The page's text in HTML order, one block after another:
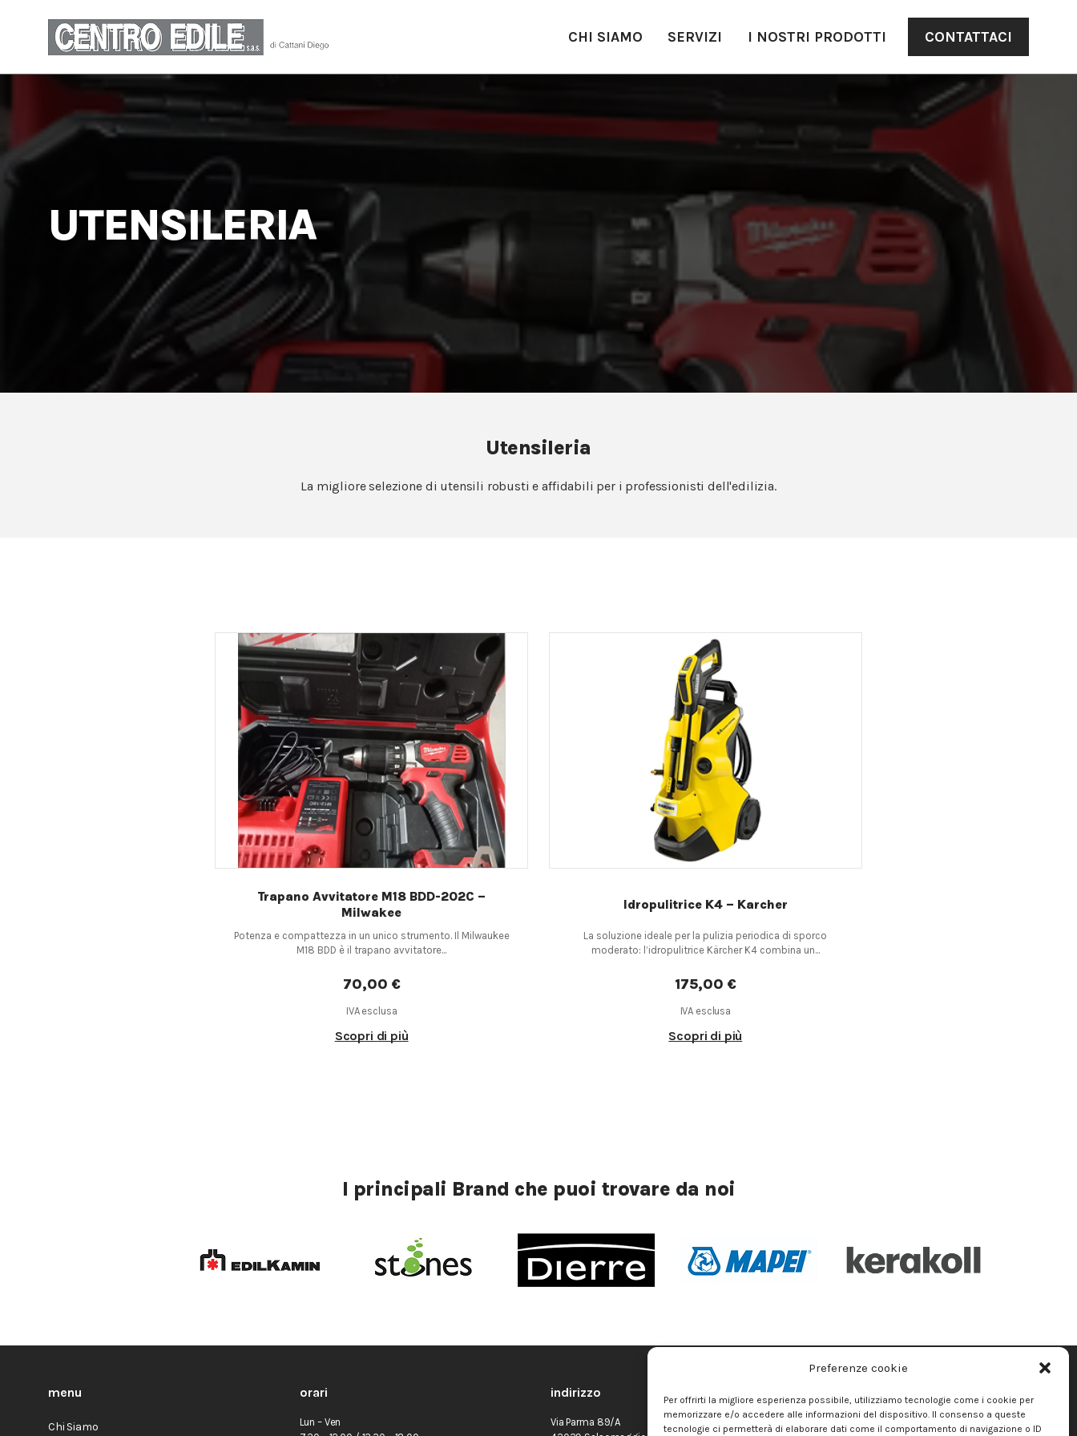
Preferenze cookie
Per offrirti la migliore esperienza possibile, utilizziamo tecnologie come i cookie per
memorizzare e/o accedere alle informazioni del dispositivo. Il consenso a queste
tecnologie ci permetterà di elaborare dati come il comportamento di navigazione o ID
CHI SIAMO SERVIZI I NOSTRI PRODOTTI CONTATTACI
UTENSILERIA
Utensileria
La migliore selezione di utensili robusti e affidabili per i professionisti dell'edilizia.
Trapano Avvitatore M18 BDD-202C –
Milwakee
Potenza e compattezza in un unico strumento. Il Milwaukee
M18 BDD è il trapano avvitatore...
70,00 €
IVA esclusa
Scopri di più
Idropulitrice K4 – Karcher
La soluzione ideale per la pulizia periodica di sporco
moderato: l’idropulitrice Kärcher K4 combina un...
175,00 €
IVA esclusa
Scopri di più
I principali Brand che puoi trovare da noi
menu
Chi Siamo
orari
Lun – Ven
indirizzo
Via Parma 89/A
CHIAMACI DIRETTAMENTE